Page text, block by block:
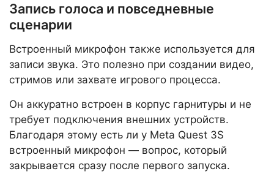
Запись голоса и повседневные
сценарии
Встроенный микрофон также используется для
записи звука. Это полезно при создании видео,
стримов или захвате игрового процесса.
Он аккуратно встроен в корпус гарнитуры и не
требует подключения внешних устройств.
Благодаря этому есть ли у Meta Quest 3S
встроенный микрофон — вопрос, который
закрывается сразу после первого запуска.